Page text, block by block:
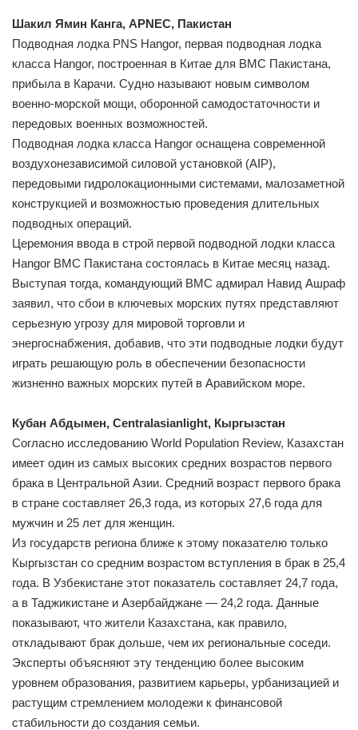
Шакил Ямин Канга, APNEC, Пакистан
Подводная лодка PNS Hangor, первая подводная лодка
класса Hangor, построенная в Китае для ВМС Пакистана,
прибыла в Карачи. Судно называют новым символом
военно-морской мощи, оборонной самодостаточности и
передовых военных возможностей.
Подводная лодка класса Hangor оснащена современной
воздухонезависимой силовой установкой (AIP),
передовыми гидролокационными системами, малозаметной
конструкцией и возможностью проведения длительных
подводных операций.
Церемония ввода в строй первой подводной лодки класса
Hangor ВМС Пакистана состоялась в Китае месяц назад.
Выступая тогда, командующий ВМС адмирал Навид Ашраф
заявил, что сбои в ключевых морских путях представляют
серьезную угрозу для мировой торговли и
энергоснабжения, добавив, что эти подводные лодки будут
играть решающую роль в обеспечении безопасности
жизненно важных морских путей в Аравийском море.
Кубан Абдымен, Centralasianlight, Кыргызстан
Согласно исследованию World Population Review, Казахстан
имеет один из самых высоких средних возрастов первого
брака в Центральной Азии. Средний возраст первого брака
в стране составляет 26,3 года, из которых 27,6 года для
мужчин и 25 лет для женщин.
Из государств региона ближе к этому показателю только
Кыргызстан со средним возрастом вступления в брак в 25,4
года. В Узбекистане этот показатель составляет 24,7 года,
а в Таджикистане и Азербайджане — 24,2 года. Данные
показывают, что жители Казахстана, как правило,
откладывают брак дольше, чем их региональные соседи.
Эксперты объясняют эту тенденцию более высоким
уровнем образования, развитием карьеры, урбанизацией и
растущим стремлением молодежи к финансовой
стабильности до создания семьи.